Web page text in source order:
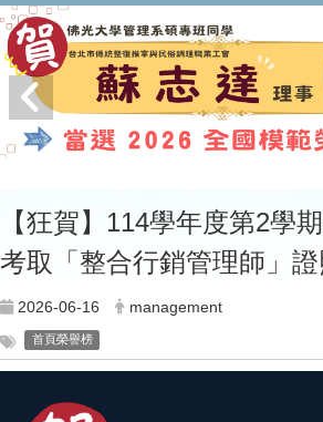
【狂賀】114學年度第2學
考取「整合行銷管理師」證
2026-06-16 management
首頁榮譽榜